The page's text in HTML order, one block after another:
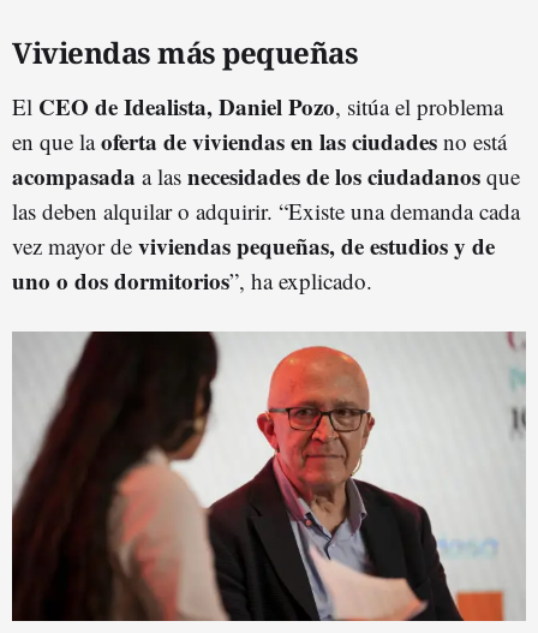
Viviendas más pequeñas
El CEO de Idealista, Daniel Pozo, sitúa el problema
en que laoferta de viviendas en las ciudades no está
acompasada a las necesidades de los ciudadanos que
las deben alquilar o adquirir. “Existe una demanda cada
vez mayor de viviendas pequeñas, de estudios y de
uno o dos dormitorios”, ha explicado.